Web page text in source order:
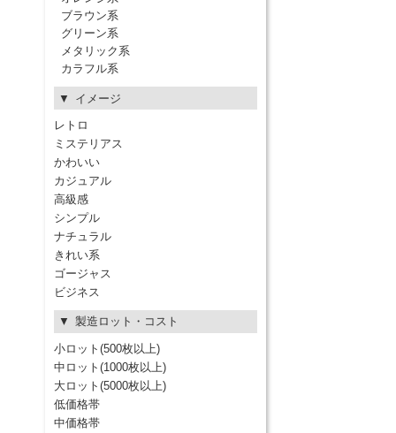
ブラウン系
グリーン系
メタリック系
カラフル系
イメージ
レトロ
ミステリアス
かわいい
カジュアル
高級感
シンプル
ナチュラル
きれい系
ゴージャス
ビジネス
製造ロット・コスト
小ロット(500枚以上)
中ロット(1000枚以上)
大ロット(5000枚以上)
低価格帯
中価格帯